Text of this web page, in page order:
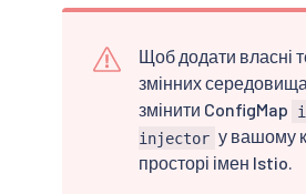
Щоб додати власні
змінних
змінити ConfigMap
injector у вашому
просторі імен Istio.